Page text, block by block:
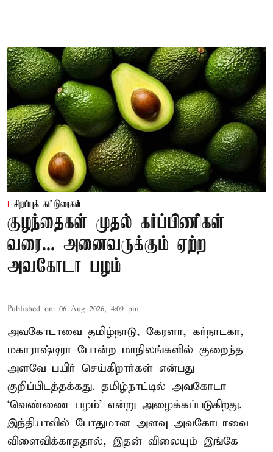
சிறப்புக் கட்டுரைகள்
குழந்தைகள் முதல் கர்ப்பிணிகள்
வரை... அனைவருக்கும் ஏற்ற
அவகோடா பழம்
Published on: 06 Aug 2026, 4:09 pm
அவகோடாவை தமிழ்நாடு, கேரளா, கர்நாடகா,
மகாராஷ்டிரா போன்ற மாநிலங்களில் குறைந்த
அளவே பயிர் செய்கிறார்கள் என்பது
குறிப்பிடத்தக்கது. தமிழ்நாட்டில் அவகோடா
‘வெண்ணை பழம்’ என்று அழைக்கப்படுகிறது.
இந்தியாவில் போதுமான அளவு அவகோடாவை
விளைவிக்காததால், இதன் விலையும் இங்கே